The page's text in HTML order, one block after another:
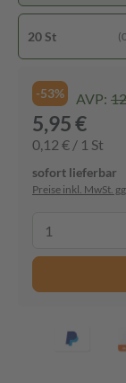
20 St
-53% AVP:
5,95 €
0,12 € / 1 St
sofort lieferbar
Preise inkl. MwSt.